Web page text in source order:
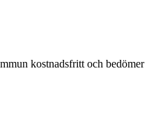
kostnadsfritt och bedömer